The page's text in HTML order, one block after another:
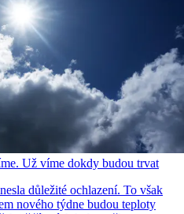
Už víme dokdy budou trvat
důležité ochlazení. To však
nového týdne budou teploty